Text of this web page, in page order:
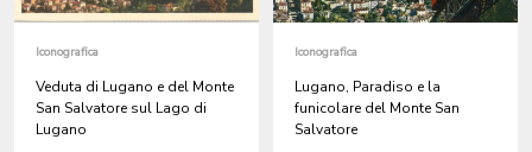
Iconografica
Veduta di Lugano e del Monte
San Salvatore sul Lago di
Lugano
Iconografica
Lugano, Paradiso e la
funicolare del Monte San
Salvatore